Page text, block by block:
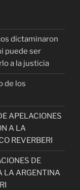
dictaminaron
puede ser
a la justicia
de los
APELACIONES
A LA
REVERBERI
DE
LA ARGENTINA